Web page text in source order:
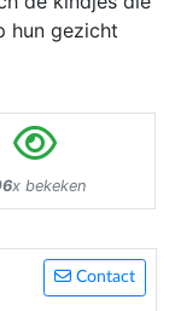
hun gezicht
x bekeken
Contact